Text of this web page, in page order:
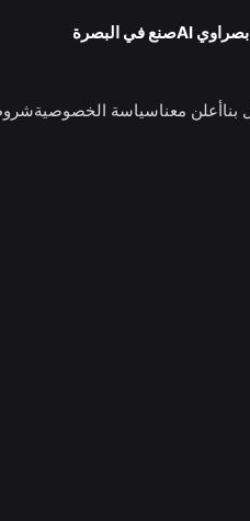
بصراوي AI صنع في البصرة
بناأعلن معناسياسة الخصوصية